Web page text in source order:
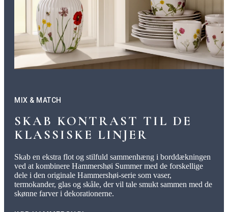
MIX & MATCH
SKAB KONTRAST TIL DE
KLASSISKE LINJER
Skab en ekstra flot og stilfuld sammenhæng i borddækningen
ved at kombinere Hammershøi Summer med de forskellige
dele i den originale Hammershøi-serie som vaser,
termokander, glas og skåle, der vil tale smukt sammen med de
skønne farver i dekorationerne.